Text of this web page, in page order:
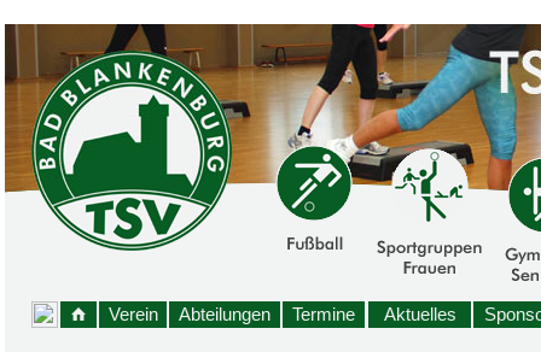
Verein Abteilungen Termine Aktuelles